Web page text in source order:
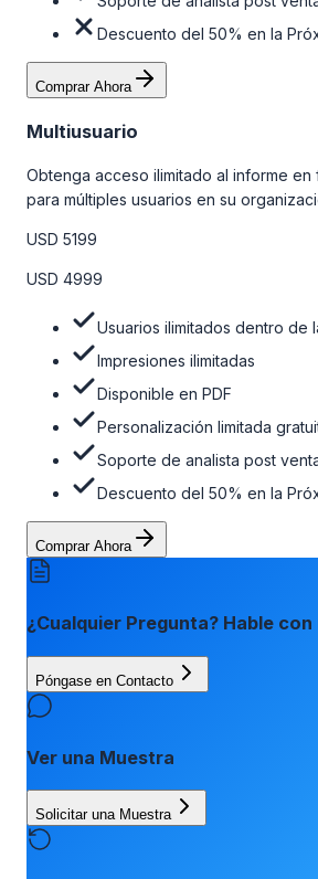
Descuento del 50% en la
Comprar Ahora
Multiusuario
Obtenga acceso ilimitado al informe en
para múltiples usuarios en su
venta, el soporte post-venta de
opción de actualización gratuita del
la tabla de precios a continuación.
USD 5199
USD 4999
Usuarios ilimitados dentro de
Impresiones ilimitadas
Disponible en PDF
Personalización limitada
Soporte de analista post
Descuento del 50% en la
Comprar Ahora
¿Cualquier Pregunta? Hable
Póngase en Contacto
Ver una Muestra
Solicitar una Muestra